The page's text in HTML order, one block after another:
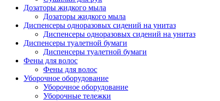
Дозаторы жидкого мыла
Дозаторы жидкого мыла
Диспенсеры одноразовых сидений на унитаз
Диспенсеры одноразовых сидений на унитаз
Диспенсеры туалетной бумаги
Диспенсеры туалетной бумаги
Фены для волос
Фены для волос
Уборочное оборудование
Уборочное оборудование
Уборочные тележки